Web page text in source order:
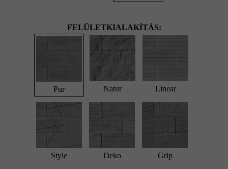
FELÜLETKIALAKÍTÁS:
Pur Natur Linear
Style Deko Grip